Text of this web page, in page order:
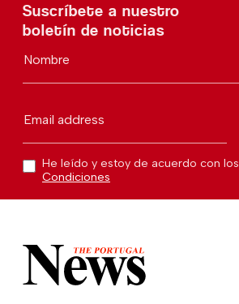
Suscríbete a nuestro
boletín de noticias
Nombre
Email address
He leído y estoy de acuerdo con los
Condiciones